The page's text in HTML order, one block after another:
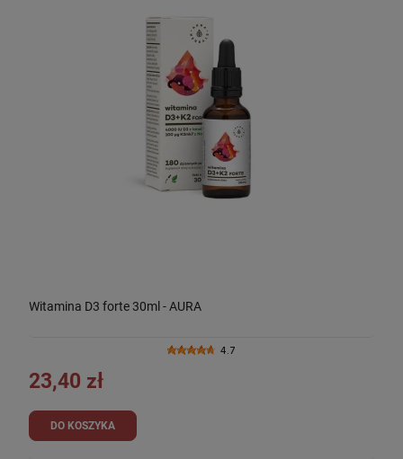
Witamina D3 forte 30ml - AURA
4.7
23,40 zł
DO KOSZYKA